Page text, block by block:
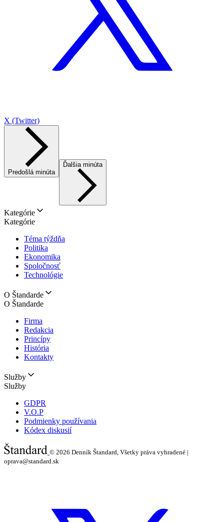
X (Twitter)
Predošlá minúta
Ďalšia minúta
Kategórie
Kategórie
Téma týždňa
Politika
Ekonomika
Spoločnosť
Technológie
O Štandarde
O Štandarde
Firma
Redakcia
Princípy
História
Kontakty
Služby
Služby
GDPR
V.O.P
Podmienky používania
Kódex diskusií
© 2026 Denník Štandard, Všetky práva vyhradené |
oprava@standard.sk